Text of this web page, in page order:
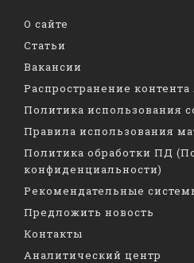
О сайте
Статьи
Вакансии
Распространение
Политика использования
Правила использования
Политика обработки ПД
конфиденциальности)
Рекомендательные
Предложить новость
Контакты
Аналитический центр